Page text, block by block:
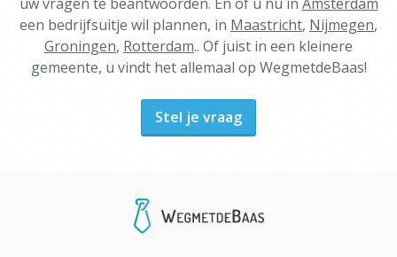
een bedrijfsuitje wil plannen, in Maastricht, Nijmegen,
Groningen, Rotterdam.. Of juist in een kleinere
gemeente, u vindt het allemaal op WegmetdeBaas!
Stel je vraag